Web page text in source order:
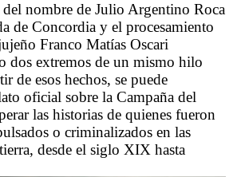
nombre de Julio Argentino Roca
de Concordia y el procesamiento
Franco Matías Oscari
dos extremos de un mismo hilo
de esos hechos, se puede
oficial sobre la Campaña del
las historias de quienes fueron
o criminalizados en las
desde el siglo XIX hasta